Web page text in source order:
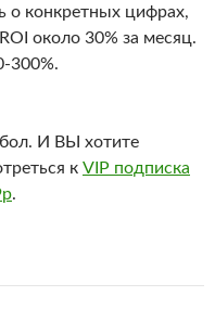
о конкретных цифрах,
около 30% за месяц.
300%.
И ВЫ хотите
к VIP подписка
.